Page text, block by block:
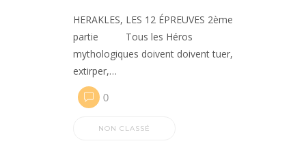
HERAKLES, LES 12 ÉPREUVES 2ème
partie Tous les Héros
mythologiques doivent doivent tuer,
extirper,…
0
NON CLASSÉ